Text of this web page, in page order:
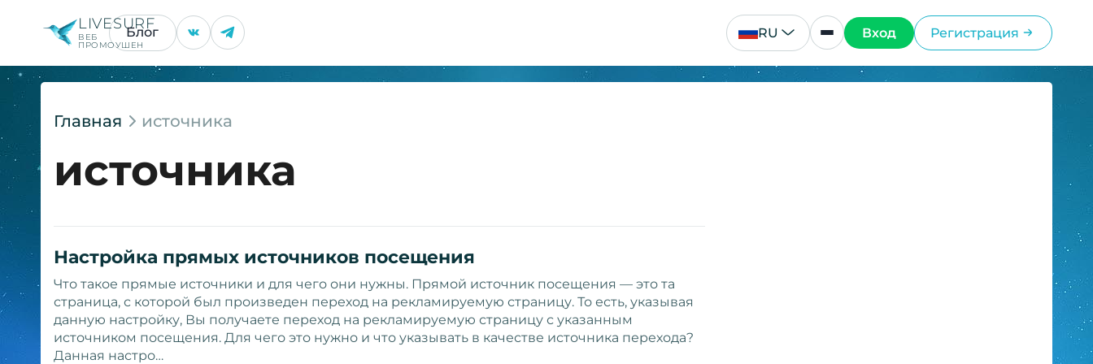
LIVESURF
ВЕБ
ПРОМОУШЕН
Блог RU Вход Регистрация
Главная источника
источника
Настройка прямых источников посещения
Что такое прямые источники и для чего они нужны. Прямой источник посещения — это та
страница, с которой был произведен переход на рекламируемую страницу. То есть, указывая
данную настройку, Вы получаете переход на рекламируемую страницу с указанным
источником посещения. Для чего это нужно и что указывать в качестве источника перехода?
Данная настро…